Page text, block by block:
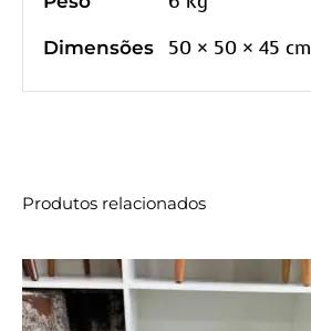
Dimensões 50 × 50 × 45 cm
Produtos relacionados